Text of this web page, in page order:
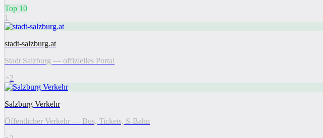
Top 10
1
stadt-salzburg.at
Stadt Salzburg — offizielles Portal
2
Salzburg Verkehr
Öffentlicher Verkehr — Bus, Tickets, S-Bahn